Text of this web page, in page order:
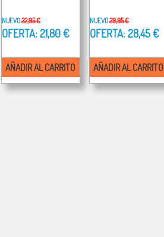
NUEVO22,95 €
OFERTA: 21,80 €
AÑADIR AL CARRITO
NUEVO29,95 €
OFERTA: 28,45 €
AÑADIR AL CARRITO